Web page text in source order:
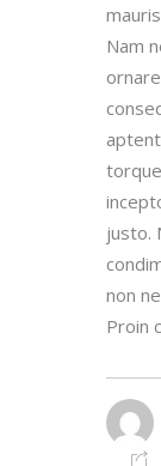
Nam
justo.
non
Proin